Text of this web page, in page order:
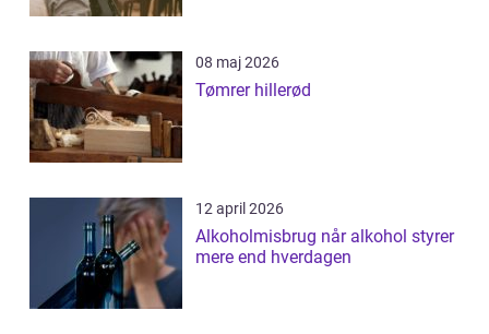
08 maj 2026
Tømrer hillerød
12 april 2026
Alkoholmisbrug når alkohol styrer
mere end hverdagen